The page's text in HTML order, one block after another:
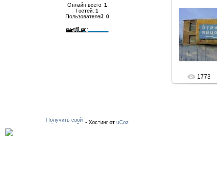
Онлайн всего: 1
Гостей: 1
Пользователей: 0
27-
1773
- Хостинг от uCoz